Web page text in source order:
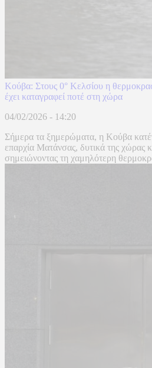
Κούβα: Στους 0° Κελσίου η
έχει καταγραφεί ποτέ στη χώρα
04/02/2026 - 14:20
Σήμερα τα ξημερώματα, η Κούβα
επαρχία Ματάνσας, δυτικά της χώρας
σημειώνοντας τη χαμηλότερη